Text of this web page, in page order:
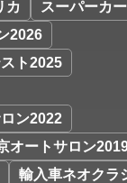
カ
スーパーカー
2026
ト2025
ン2022
オートサロン
輸入車ネオクラ